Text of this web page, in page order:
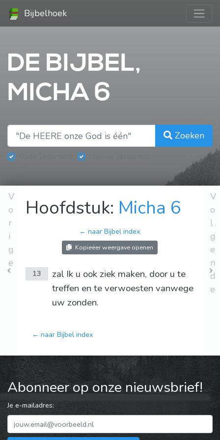
Bijbelhoek
DE BIJBEL,
MICHA 6
Zoeken
V
o
r
i
g
e
Hoofdstuk: Micha 6
← naar Bijbel index
Kopieëer weergave openen
13
zal Ik u ook ziek maken, door u te
treffen en te verwoesten vanwege
uw zonden.
← naar Bijbel index
V
o
l
g
e
n
d
e
Abonneer op onze nieuwsbrief!
Je e-mailadres: